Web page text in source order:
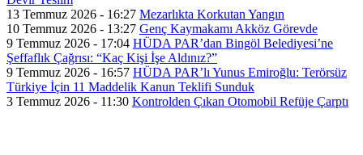
13 Temmuz 2026 - 16:27 Mezarlıkta Korkutan Yangın
10 Temmuz 2026 - 13:27 Genç Kaymakamı Akköz Görevde
9 Temmuz 2026 - 17:04 HÜDA PAR’dan Bingöl Belediyesi’ne
Şeffaflık Çağrısı: “Kaç Kişi İşe Aldınız?”
9 Temmuz 2026 - 16:57 HÜDA PAR’lı Yunus Emiroğlu: Terörsüz
Türkiye İçin 11 Maddelik Kanun Teklifi Sunduk
3 Temmuz 2026 - 11:30 Kontrolden Çıkan Otomobil Refüje Çarptı